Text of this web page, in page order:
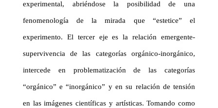
experimental, abriéndose la posibilidad de una
fenomenología de la mirada que “estetice” el
experimento. El tercer eje es la relación emergente-
supervivencia de las categorías orgánico-inorgánico,
intercede en problematización de las categorías
“orgánico” e “inorgánico” y en su relación de tensión
en las imágenes científicas y artísticas. Tomando como